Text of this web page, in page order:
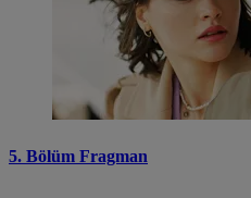
5. Bölüm Fragman